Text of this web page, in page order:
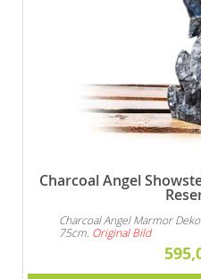
Charcoal Angel
Charcoal Angel Marmor
75cm. Original Bild